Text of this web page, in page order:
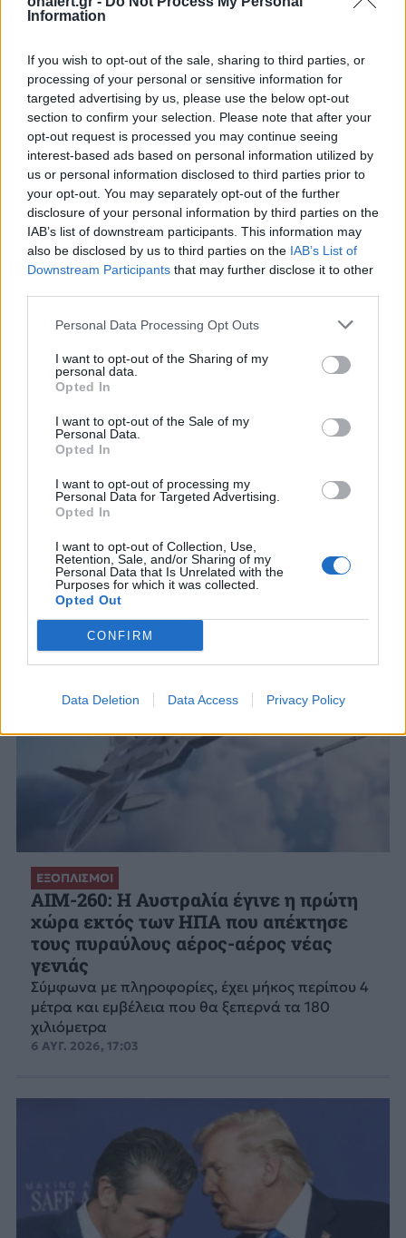
Information
If you wish to opt-out of the sale, sharing to third parties, or
processing of your personal or sensitive information for
targeted advertising by us, please use the below opt-out
section to confirm your selection. Please note that after your
opt-out request is processed you may continue seeing
interest-based ads based on personal information utilized by
us or personal information disclosed to third parties prior to
your opt-out. You may separately opt-out of the further
disclosure of your personal information by third parties on the
IAB’s list of downstream participants. This information may
also be disclosed by us to third parties on the IAB’s List of
Downstream Participants that may further disclose it to other
Personal Data Processing Opt Outs
I want to opt-out of the Sharing of my
personal data.
Opted In
I want to opt-out of the Sale of my
Personal Data.
Opted In
I want to opt-out of processing my
Personal Data for Targeted Advertising.
Opted In
I want to opt-out of Collection, Use,
Retention, Sale, and/or Sharing of my
Personal Data that Is Unrelated with the
Purposes for which it was collected.
Opted Out
CONFIRM
Data Deletion Data Access Privacy Policy
Εικονική αερομαχία με
οπλισμένα τουρκικά F-16
στο Αιγαίο – 10
παραβάσεις και 17
παραβιάσεις ο
απολογισμός
Τραμπ: «Είμαι
δουλειά που
Χέγκσεθ»
ΔΙΑΦΗΜΙΣΗ
ΣΧΕΤΙΚΑ ΑΡΘΡΑ
ΕΞΟΠΛΙΣΜΟΙ
AIM-260: Η Αυστραλία έγινε η πρώτη
χώρα εκτός των ΗΠΑ που απέκτησε
τους πυραύλους αέρος-αέρος νέας
γενιάς
Σύμφωνα με πληροφορίες, έχει μήκος περίπου 4
μέτρα και εμβέλεια που θα ξεπερνά τα 180
χιλιόμετρα
6 ΑΥΓ. 2026, 17:03